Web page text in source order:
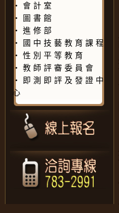
‧ 會計室
‧
圖書館
‧ 進修部
‧
國中技藝教育課程
‧ 性別平等教育
‧ 教師評審委員會
‧
即測即評及發證中
心